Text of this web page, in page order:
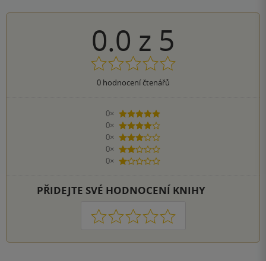
0.0 z 5
0hodnocení čtenářů
0×
5 hvězdiček
0×
4 hvězdičky
0×
3 hvězdičky
0×
2 hvězdičky
0×
1 hvezdička
PŘIDEJTE SVÉ HODNOCENÍ KNIHY
1 2 3 4 5